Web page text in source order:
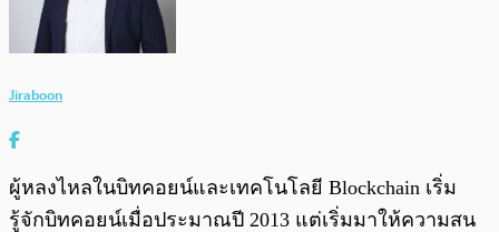
Jiraboon
ผู้หลงไหลในบิทคอยน์และเทคโนโลยี Blockchain เริ่ม
รู้จักบิทคอยน์เมื่อประมาณปี 2013 แต่เริ่มมาให้ความสน